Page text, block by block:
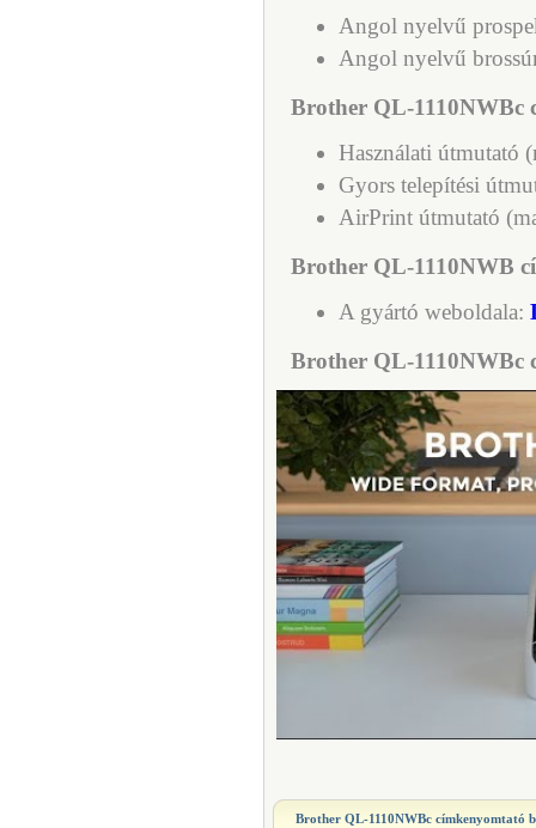
Angol nyelvű
Angol nyelvű
Brother QL-1110NWBc
Használati útmutató
Gyors telepítési
AirPrint útmutató
Brother QL-1110NWB
A gyártó weboldala:
Brother QL-1110NWBc
Brother QL-1110NWBc címkenyomtató